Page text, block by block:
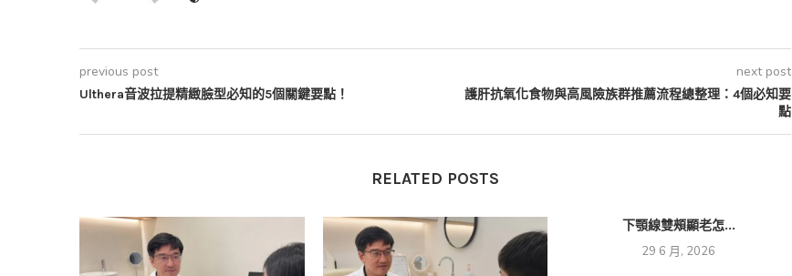
previous post
Ulthera音波拉提精緻臉型必知的5個關鍵要點！
next post
護肝抗氧化食物與高風險族群推薦流程總整理：4個必知要
點
RELATED POSTS
下顎線雙頰顯老怎...
29 6 月, 2026